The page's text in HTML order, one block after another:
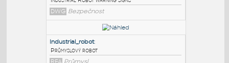
KUKA Agilus:
Robot KUKA Agilus KR6
DWF Robotika